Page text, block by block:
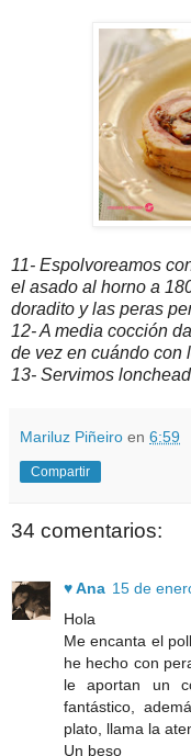
11- Espolvoreamos
el asado al horno a
doradito y las peras
12- A media cocción
de vez en cuándo con
13- Servimos
Mariluz Piñeiro en 6:59
Compartir
34 comentarios:
♥ Ana 15 de
Hola
Me encanta el
he hecho con
le aportan un
fantástico,
plato, llama la
Un beso